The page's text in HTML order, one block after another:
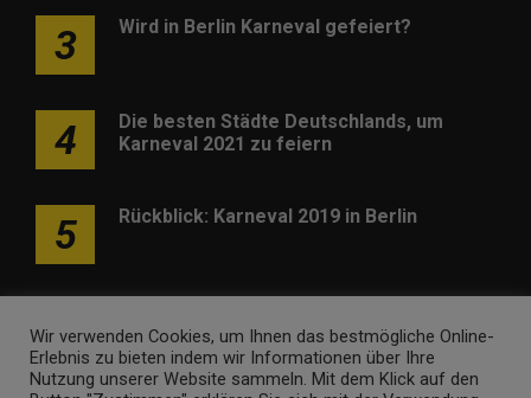
3 Wird in Berlin Karneval gefeiert?
4
Die besten Städte Deutschlands, um
Karneval 2021 zu feiern
5 Rückblick: Karneval 2019 in Berlin
Wir verwenden Cookies, um Ihnen das bestmögliche Online-
Erlebnis zu bieten indem wir Informationen über Ihre
Nutzung unserer Website sammeln. Mit dem Klick auf den